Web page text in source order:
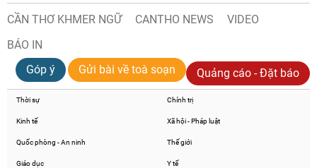
CẦN THƠ KHMER NGỮ CANTHO NEWS
VIDEO
BÁO IN
Góp ý
Gửi bài về toà soạn Quảng cáo - Đặt báo
Thời sự Chính trị
Kinh tế Xã hội - Pháp luật
Quốc phòng - An ninh Thế giới
Giáo dục Y tế